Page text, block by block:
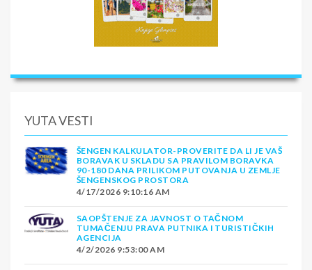
YUTA VESTI
ŠENGEN KALKULATOR-PROVERITE DA LI JE VAŠ
BORAVAK U SKLADU SA PRAVILOM BORAVKA
90-180 DANA PRILIKOM PUTOVANJA U ZEMLJE
ŠENGENSKOG PROSTORA
4/17/2026 9:10:16 AM
SAOPŠTENJE ZA JAVNOST O TAČNOM
TUMAČENJU PRAVA PUTNIKA I TURISTIČKIH
AGENCIJA
4/2/2026 9:53:00 AM